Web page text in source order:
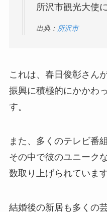
所沢市観光大使
出典： 所沢市
これは、春日俊彰さん
振興に積極的にかかわ
す。
また、多くのテレビ番
その中で彼のユニーク
数取り上げられています
結婚後の新居も多くの